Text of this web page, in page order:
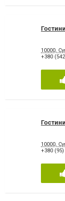
10000,
+380
10000,
+380 (95)